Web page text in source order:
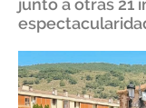
junto a otras 21